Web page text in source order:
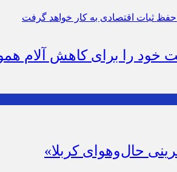
خود را برای کاهش آلام
حال‌وهوای کربلا»